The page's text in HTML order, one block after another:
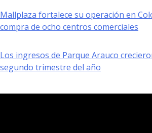
Mallplaza fortalece su operación en
compra de ocho centros comerciales
Los ingresos de Parque Arauco
segundo trimestre del año